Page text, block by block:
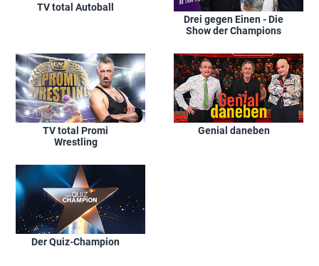
TV total Autoball
Drei gegen Einen - Die
Show der Champions
TV total Promi
Wrestling
Genial daneben
Der Quiz-Champion